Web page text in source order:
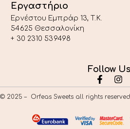
Εργαστήριο
Ερνέστου Εμπράρ 13, T.K.
54625 Θεσσαλονίκη
+ 30 2310 539498
Follow Us
© 2025 – Orfeas Sweets all rights